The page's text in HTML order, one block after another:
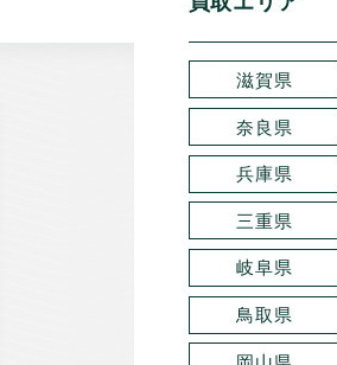
滋賀県
奈良県
兵庫県
三重県
岐阜県
鳥取県